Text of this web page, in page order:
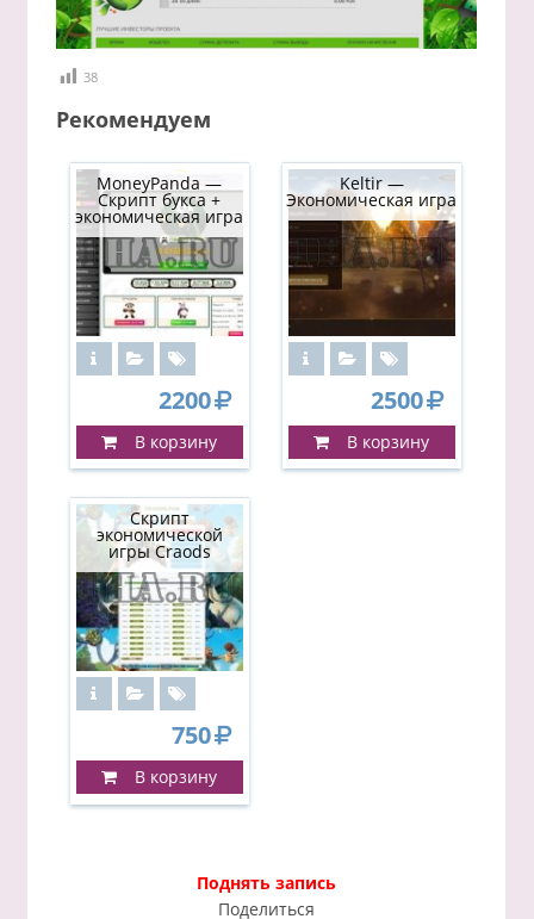
38
Рекомендуем
MoneyPanda —
Скрипт букса +
экономическая игра
2200
В корзину
Keltir —
Экономическая игра
2500
В корзину
Скрипт
экономической
игры Craods
750
В корзину
Поднять запись
Поделиться